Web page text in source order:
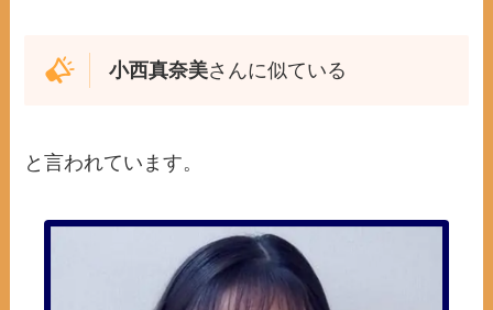
小西真奈美さんに似ている
と言われています。